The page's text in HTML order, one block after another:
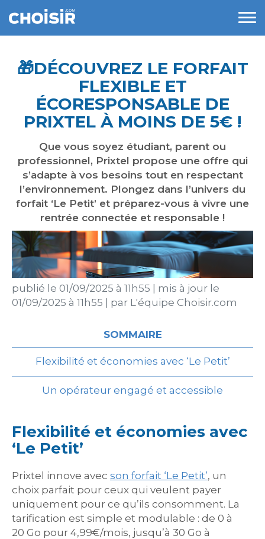
🎁​DÉCOUVREZ LE FORFAIT
FLEXIBLE ET
ÉCORESPONSABLE DE
PRIXTEL À MOINS DE 5€ !
Que vous soyez étudiant, parent ou
professionnel, Prixtel propose une offre qui
s’adapte à vos besoins tout en respectant
l’environnement. Plongez dans l’univers du
forfait ‘Le Petit’ et préparez-vous à vivre une
rentrée connectée et responsable !
publié le 01/09/2025 à 11h55
mis à jour le
01/09/2025 à 11h55
par L'équipe Choisir.com
SOMMAIRE
Flexibilité et économies avec ‘Le Petit’
Un opérateur engagé et accessible
Flexibilité et économies avec
‘Le Petit’
Prixtel innove avec son forfait ‘Le Petit’, un
choix parfait pour ceux qui veulent payer
uniquement pour ce qu’ils consomment. La
tarification est simple et modulable : de 0 à
20 Go pour 4,99€/mois, jusqu’à 30 Go à